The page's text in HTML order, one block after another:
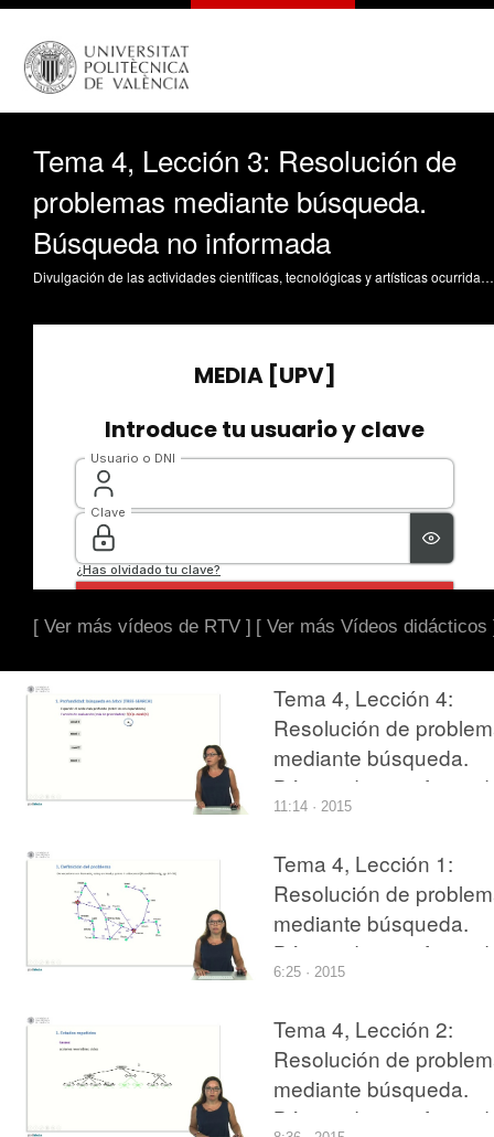
Tema 4, Lección 3: Resolución de
problemas mediante búsqueda.
Búsqueda no informada
Divulgación de las actividades científicas, tecnológicas y artísticas ocurridas en los tres campus de la UPV
[ Ver más vídeos de RTV ] [ Ver más Vídeos didácticos
Tema 4, Lección 4:
Resolución de
mediante búsqueda.
Búsqueda no
11:14 · 2015
Tema 4, Lección 1:
Resolución de
mediante búsqueda.
Búsqueda no
6:25 · 2015
Tema 4, Lección 2:
Resolución de
mediante búsqueda.
Búsqueda no